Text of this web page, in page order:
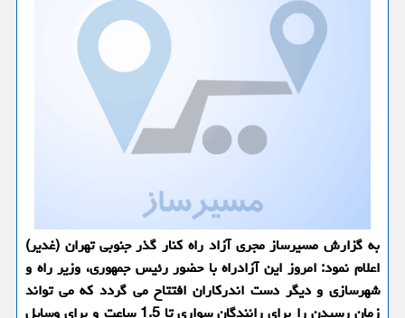
به گزارش مسیرساز مجری آزاد راه کنار گذر جنوبی تهران (غدیر)
اعلام نمود: امروز این آزادراه با حضور رئیس جمهوری، وزیر راه و
شهرسازی و دیگر دست اندرکاران افتتاح می گردد که می تواند
زمان رسیدن را برای رانندگان سواری تا 1.5 ساعت و برای وسایل